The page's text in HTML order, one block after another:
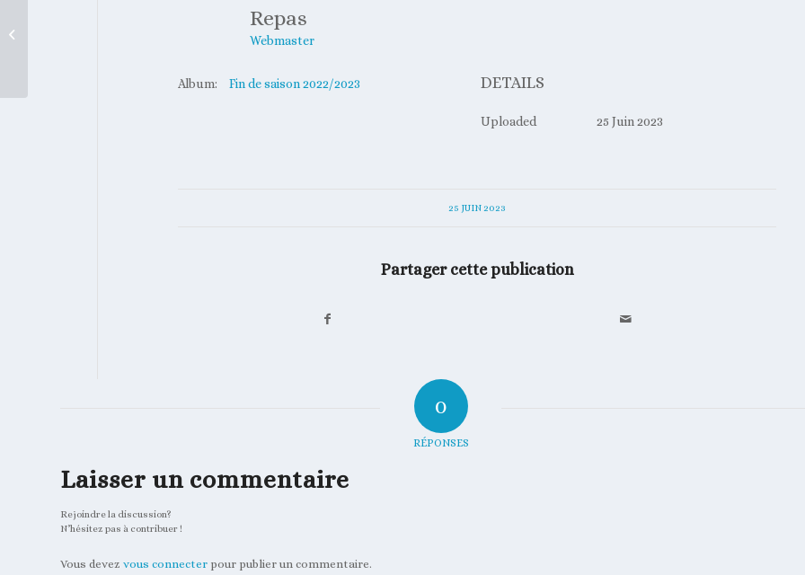
Repas
Webmaster
Album: Fin de saison 2022/2023 DETAILS
Uploaded 25 Juin 2023
25 JUIN 2023
Partager cette publication
0
RÉPONSES
Laisser un commentaire
Rejoindre la discussion?
N’hésitez pas à contribuer !
Vous devezvous connecter pour publier un commentaire.